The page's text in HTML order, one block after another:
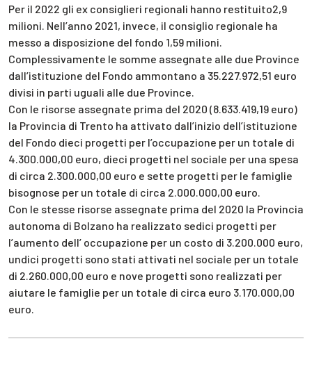
Per il 2022 gli ex consiglieri regionali hanno restituito2,9
milioni. Nell’anno 2021, invece, il consiglio regionale ha
messo a disposizione del fondo 1,59 milioni.
Complessivamente le somme assegnate alle due Province
dall’istituzione del Fondo ammontano a 35.227.972,51 euro
divisi in parti uguali alle due Province.
Con le risorse assegnate prima del 2020 (8.633.419,19 euro)
la Provincia di Trento ha attivato dall’inizio dell’istituzione
del Fondo dieci progetti per l’occupazione per un totale di
4.300.000,00 euro, dieci progetti nel sociale per una spesa
di circa 2.300.000,00 euro e sette progetti per le famiglie
bisognose per un totale di circa 2.000.000,00 euro.
Con le stesse risorse assegnate prima del 2020 la Provincia
autonoma di Bolzano ha realizzato sedici progetti per
l’aumento dell’ occupazione per un costo di 3.200.000 euro,
undici progetti sono stati attivati nel sociale per un totale
di 2.260.000,00 euro e nove progetti sono realizzati per
aiutare le famiglie per un totale di circa euro 3.170.000,00
euro.